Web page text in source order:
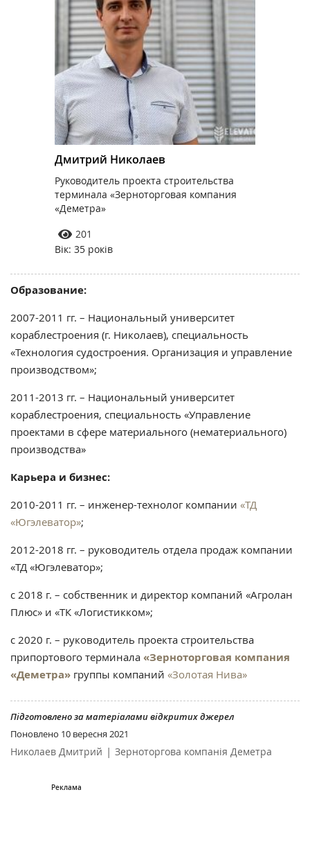
Дмитрий Николаев
Руководитель проекта строительства
терминала «Зерноторговая компания
«Деметра»
201
Вік: 35 років
Образование:
2007-2011 гг. – Национальный университет
кораблестроения (г. Николаев), специальность
«Технология судостроения. Организация и управление
производством»;
2011-2013 гг. – Национальный университет
кораблестроения, специальность «Управление
проектами в сфере материального (нематериального)
производства»
Карьера и бизнес:
2010-2011 гг. – инженер-технолог компании «ТД
«Югэлеватор»;
2012-2018 гг. – руководитель отдела продаж компании
«ТД «Югэлеватор»;
с 2018 г. – собственник и директор компаний «Агролан
Плюс» и «ТК «Логистикком»;
с 2020 г. – руководитель проекта строительства
припортового терминала «Зерноторговая компания
«Деметра» группы компаний «Золотая Нива»
Підготовлено за матеріалами відкритих джерел
Поновлено 10 вересня 2021
Николаев Дмитрий | Зерноторгова компанія Деметра